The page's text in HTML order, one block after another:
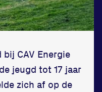
CAV Energie
jeugd tot 17 jaar
zich af op de